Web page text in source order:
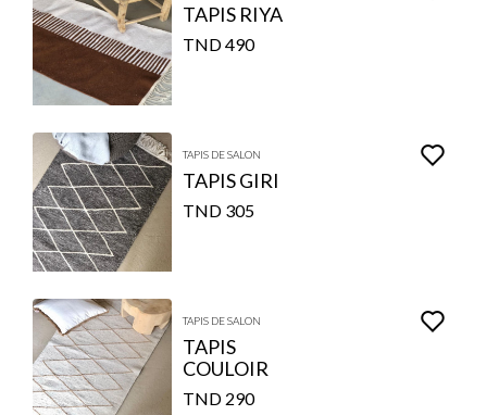
TAPIS RIYA
490 TND
TAPIS DE SALON
TAPIS GIRI
305 TND
TAPIS DE SALON
TAPIS
COULOIR
290 TND